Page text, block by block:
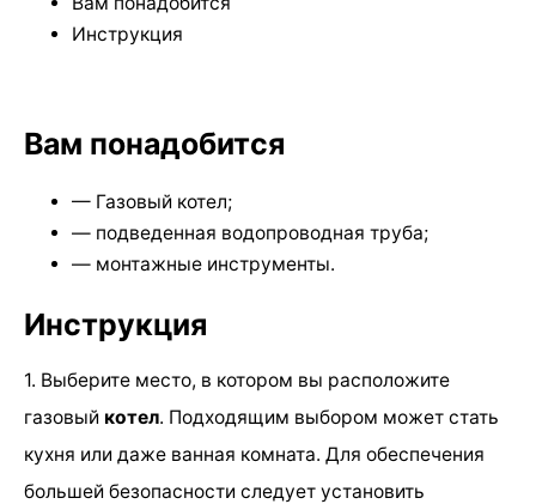
Инструкция
Вам понадобится
— Газовый котел;
— подведенная водопроводная труба;
— монтажные инструменты.
Инструкция
1. Выберите место, в котором вы расположите
газовый котел. Подходящим выбором может стать
кухня или даже ванная комната. Для обеспечения
большей безопасности следует установить